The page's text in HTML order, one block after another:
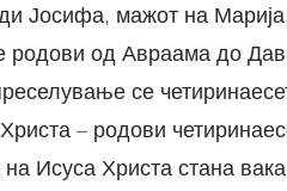
Јосифа, мажот на
се
– родови